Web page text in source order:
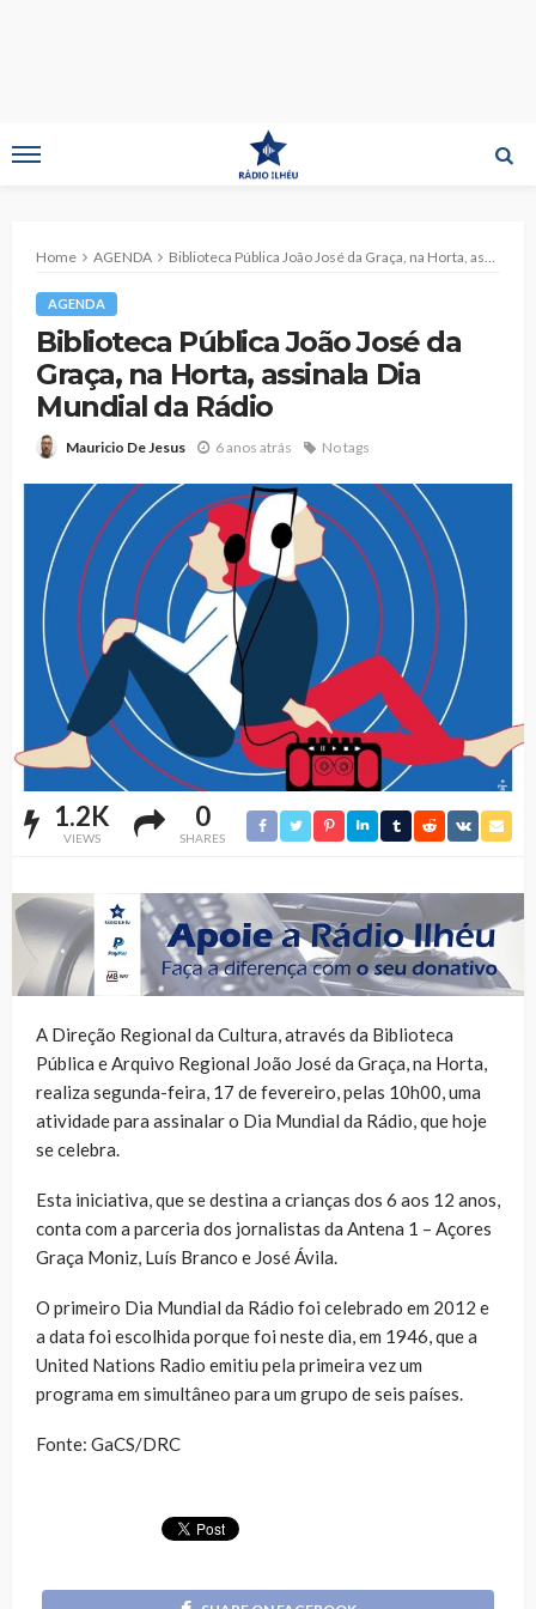
Home AGENDA Biblioteca Pública João José da Graça, na Horta, assinala Dia Mundial da Rádio
AGENDA
Biblioteca Pública João José da
Graça, na Horta, assinala Dia
Mundial da Rádio
Mauricio De Jesus 6 anos atrás No tags
1.2K
VIEWS
0
SHARES
A Direção Regional da Cultura, através da Biblioteca
Pública e Arquivo Regional João José da Graça, na Horta,
realiza segunda-feira, 17 de fevereiro, pelas 10h00, uma
atividade para assinalar o Dia Mundial da Rádio, que hoje
se celebra.
Esta iniciativa, que se destina a crianças dos 6 aos 12 anos,
conta com a parceria dos jornalistas da Antena 1 – Açores
Graça Moniz, Luís Branco e José Ávila.
O primeiro Dia Mundial da Rádio foi celebrado em 2012 e
a data foi escolhida porque foi neste dia, em 1946, que a
United Nations Radio emitiu pela primeira vez um
programa em simultâneo para um grupo de seis países.
Fonte: GaCS/DRC